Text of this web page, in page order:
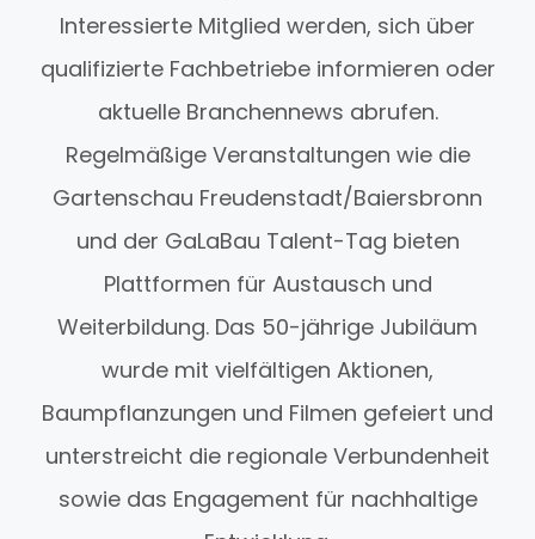
Interessierte Mitglied werden, sich über
qualifizierte Fachbetriebe informieren oder
aktuelle Branchennews abrufen.
Regelmäßige Veranstaltungen wie die
Gartenschau Freudenstadt/Baiersbronn
und der GaLaBau Talent-Tag bieten
Plattformen für Austausch und
Weiterbildung. Das 50-jährige Jubiläum
wurde mit vielfältigen Aktionen,
Baumpflanzungen und Filmen gefeiert und
unterstreicht die regionale Verbundenheit
sowie das Engagement für nachhaltige